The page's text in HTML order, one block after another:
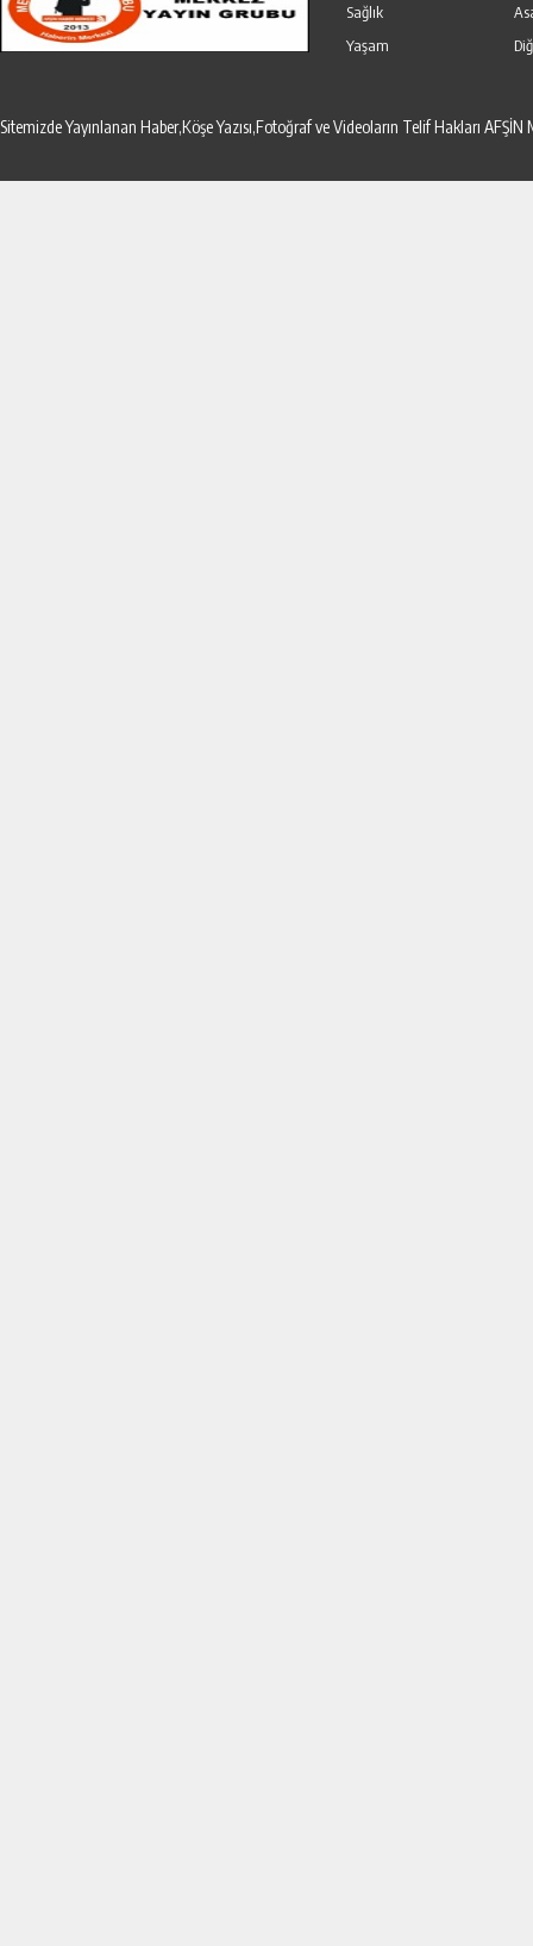
Sağlık
Yaşam
Sitemizde Yayınlanan Haber,Köşe Yazısı,Fotoğraf ve Videoların Telif Hakları